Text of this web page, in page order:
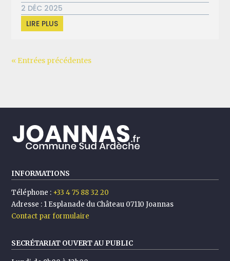
2 DÉC 2025
LIRE PLUS
« Entrées précédentes
INFORMATIONS
Téléphone : +33 4 75 88 32 20
Adresse : 1 Esplanade du Château 07110 Joannas
Contact par formulaire
SECRÉTARIAT OUVERT AU PUBLIC